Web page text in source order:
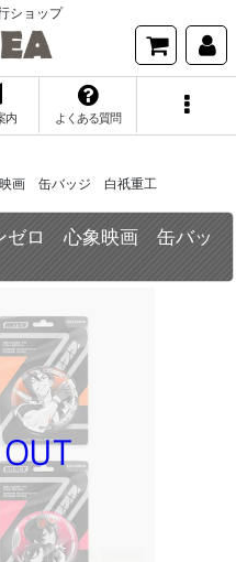
ショップ
内 よくある質問
映画 缶バッジ 白祇重工
ゼロ 心象映画 缶バッ